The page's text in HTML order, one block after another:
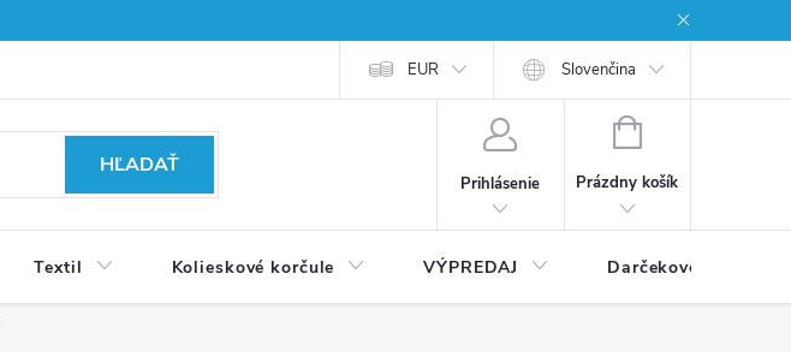
EUR Slovenčina
HĽADAŤ
Prihlásenie
NÁKUPNÝ
Prázdny košík
Textil Kolieskové korčule VÝPREDAJ Darčekové poukážky